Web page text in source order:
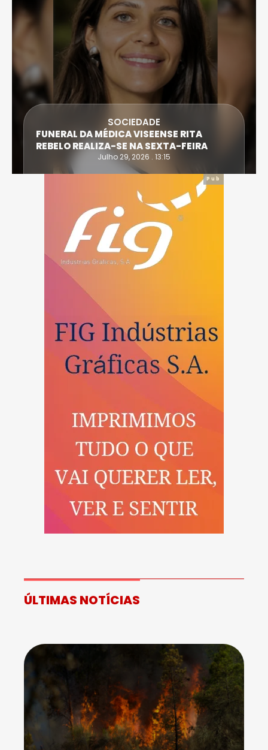
SOCIEDADE
FUNERAL DA MÉDICA VISEENSE RITA
REBELO REALIZA-SE NA SEXTA-FEIRA
Julho 29, 2026 . 13:15
Pub
ÚLTIMAS NOTÍCIAS